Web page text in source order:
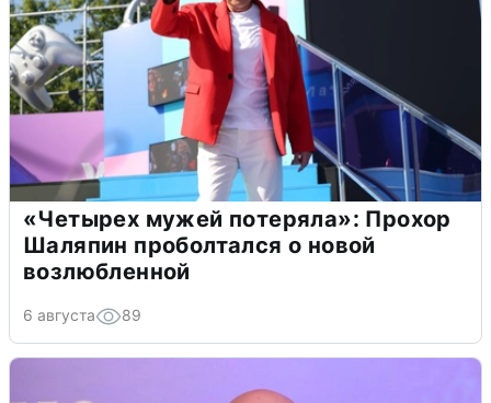
«Четырех мужей потеряла»: Прохор
Шаляпин проболтался о новой
возлюбленной
6 августа 89